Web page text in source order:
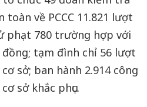
về PCCC 11.821 lượt
phạt 780 trường hợp với
tạm đình chỉ 56 lượt
sở; ban hành 2.914 công
sở khắc phục.